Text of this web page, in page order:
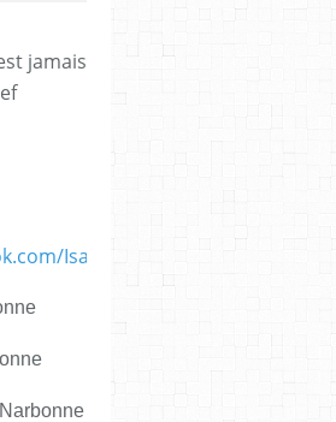
jamais
IsabelleKrief.ArtistePeintre/